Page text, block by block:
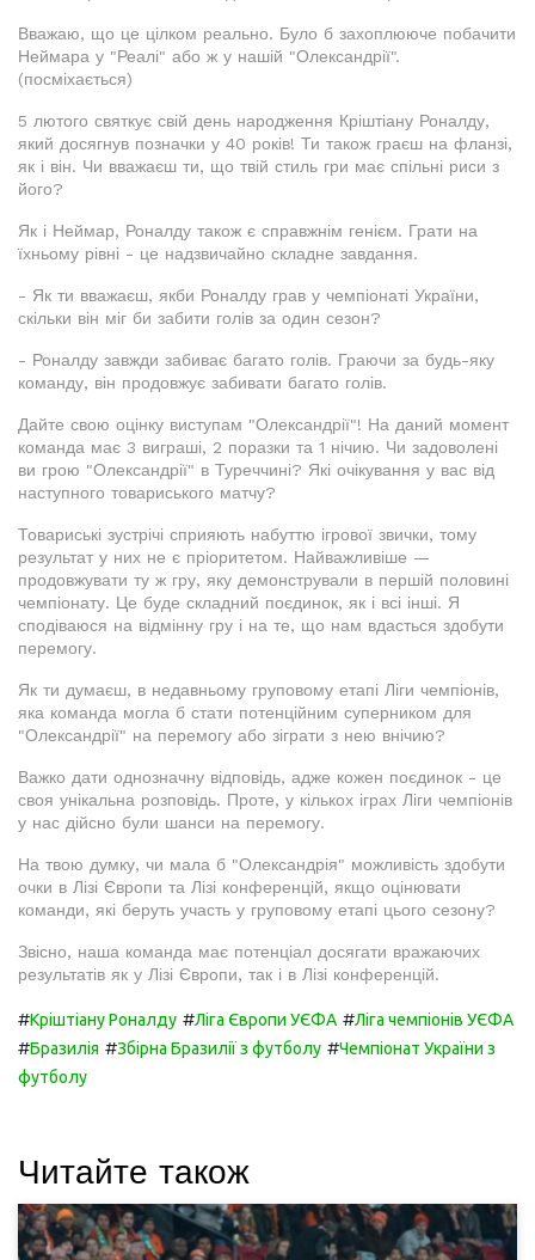
Вважаю, що це цілком реально. Було б захоплююче побачити
Неймара у "Реалі" або ж у нашій "Олександрії".
(посміхається)
5 лютого святкує свій день народження Кріштіану Роналду,
який досягнув позначки у 40 років! Ти також граєш на фланзі,
як і він. Чи вважаєш ти, що твій стиль гри має спільні риси з
його?
Як і Неймар, Роналду також є справжнім генієм. Грати на
їхньому рівні - це надзвичайно складне завдання.
- Як ти вважаєш, якби Роналду грав у чемпіонаті України,
скільки він міг би забити голів за один сезон?
- Роналду завжди забиває багато голів. Граючи за будь-яку
команду, він продовжує забивати багато голів.
Дайте свою оцінку виступам "Олександрії"! На даний момент
команда має 3 виграші, 2 поразки та 1 нічию. Чи задоволені
ви грою "Олександрії" в Туреччині? Які очікування у вас від
наступного товариського матчу?
Товариські зустрічі сприяють набуттю ігрової звички, тому
результат у них не є пріоритетом. Найважливіше —
продовжувати ту ж гру, яку демонстрували в першій половині
чемпіонату. Це буде складний поєдинок, як і всі інші. Я
сподіваюся на відмінну гру і на те, що нам вдасться здобути
перемогу.
Як ти думаєш, в недавньому груповому етапі Ліги чемпіонів,
яка команда могла б стати потенційним суперником для
"Олександрії" на перемогу або зіграти з нею внічию?
Важко дати однозначну відповідь, адже кожен поєдинок - це
своя унікальна розповідь. Проте, у кількох іграх Ліги чемпіонів
у нас дійсно були шанси на перемогу.
На твою думку, чи мала б "Олександрія" можливість здобути
очки в Лізі Європи та Лізі конференцій, якщо оцінювати
команди, які беруть участь у груповому етапі цього сезону?
Звісно, наша команда має потенціал досягати вражаючих
результатів як у Лізі Європи, так і в Лізі конференцій.
#Кріштіану Роналду #Ліга Європи УЄФА #Ліга чемпіонів УЄФА
#Бразилія #Збірна Бразилії з футболу #Чемпіонат України з
футболу
Читайте також